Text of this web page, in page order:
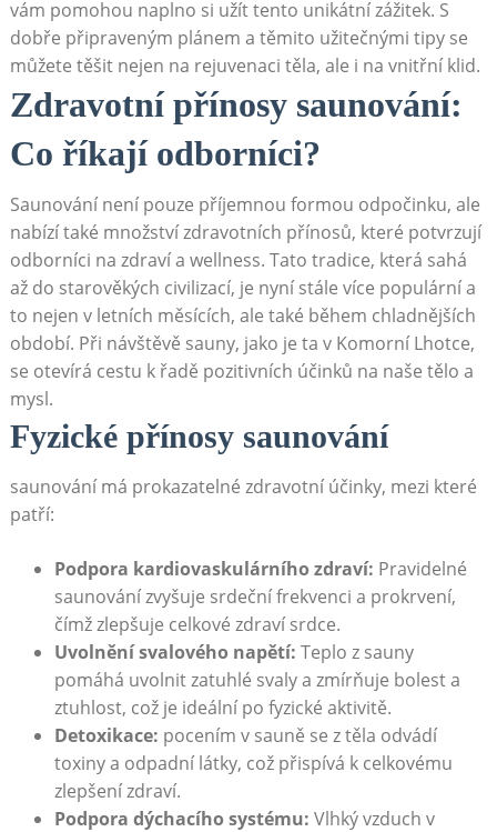
vám pomohou naplno si užít tento unikátní zážitek. S
dobře připraveným plánem a těmito užitečnými tipy se
můžete těšit nejen na rejuvenaci těla, ale i na vnitřní klid.
Zdravotní přínosy saunování:
Co říkají odborníci?
Saunování není pouze příjemnou formou odpočinku, ale
nabízí také množství zdravotních přínosů, které potvrzují
odborníci na zdraví a wellness. Tato tradice, která sahá
až do starověkých civilizací, je nyní stále více populární a
to nejen v letních měsících, ale také během chladnějších
období. Při návštěvě sauny, jako je ta v Komorní Lhotce,
se otevírá cestu k řadě pozitivních účinků na naše tělo a
mysl.
Fyzické přínosy saunování
saunování má prokazatelné zdravotní účinky, mezi které
patří:
Podpora kardiovaskulárního zdraví: Pravidelné
saunování zvyšuje srdeční frekvenci a prokrvení,
čímž zlepšuje celkové zdraví srdce.
Uvolnění svalového napětí: Teplo z sauny
pomáhá uvolnit zatuhlé svaly a zmírňuje bolest a
ztuhlost, což je ideální po fyzické aktivitě.
Detoxikace: pocením v sauně se z těla odvádí
toxiny a odpadní látky, což přispívá k celkovému
zlepšení zdraví.
Podpora dýchacího systému: Vlhký vzduch v